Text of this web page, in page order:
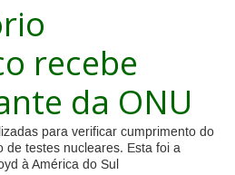
recebe
da ONU
para verificar cumprimento do
de testes nucleares. Esta foi a
à América do Sul